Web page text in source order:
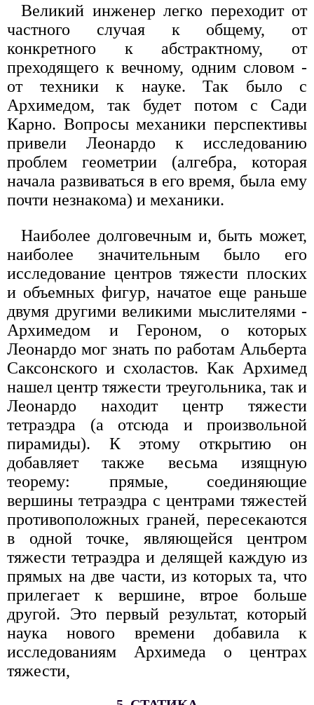
Великий инженер легко переходит от
частного случая к общему, от
конкретного к абстрактному, от
преходящего к вечному, одним словом -
от техники к науке. Так было с
Архимедом, так будет потом с Сади
Карно. Вопросы механики перспективы
привели Леонардо к исследованию
проблем геометрии (алгебра, которая
начала развиваться в его время, была ему
почти незнакома) и механики.
Наиболее долговечным и, быть может,
наиболее значительным было его
исследование центров тяжести плоских
и объемных фигур, начатое еще раньше
двумя другими великими мыслителями -
Архимедом и Героном, о которых
Леонардо мог знать по работам Альберта
Саксонского и схоластов. Как Архимед
нашел центр тяжести треугольника, так и
Леонардо находит центр тяжести
тетраэдра (а отсюда и произвольной
пирамиды). К этому открытию он
добавляет также весьма изящную
теорему: прямые, соединяющие
вершины тетраэдра с центрами тяжестей
противоположных граней, пересекаются
в одной точке, являющейся центром
тяжести тетраэдра и делящей каждую из
прямых на две части, из которых та, что
прилегает к вершине, втрое больше
другой. Это первый результат, который
наука нового времени добавила к
исследованиям Архимеда о центрах
тяжести,